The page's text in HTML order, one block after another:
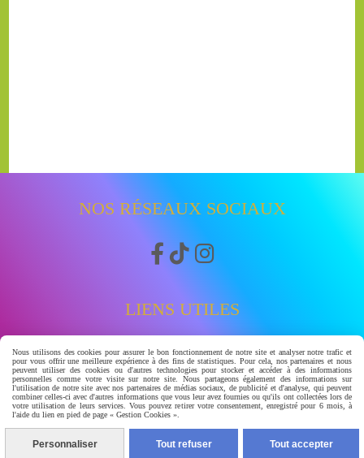
NOS RÉSEAUX SOCIAUX
  
LIENS UTILES
Accueil
Boutique
Avis clients
watssap 06.63.86.83.30
À PROPOS
Nous utilisons des cookies pour assurer le bon fonctionnement de notre site et analyser notre trafic et
pour vous offrir une meilleure expérience à des fins de statistiques. Pour cela, nos partenaires et nous
peuvent utiliser des cookies ou d'autres technologies pour stocker et accéder à des informations
personnelles comme votre visite sur notre site. Nous partageons également des informations sur
l'utilisation de notre site avec nos partenaires de médias sociaux, de publicité et d'analyse, qui peuvent
combiner celles-ci avec d'autres informations que vous leur avez fournies ou qu'ils ont collectées lors de
votre utilisation de leurs services. Vous pouvez retirer votre consentement, enregistré pour 6 mois, à
l'aide du lien en pied de page « Gestion Cookies ».
Personnaliser Tout refuser Tout accepter